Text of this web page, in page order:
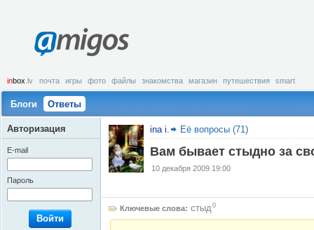
amigos
inbox .lv почта игры фото файлы знакомства магазин путешествия smart
Блоги Ответы
ina i. Её вопросы (71)
Вам бывает стыдно за
10 декабря 2009 19:00
Ключевые слова: стыд0
Авторизация
E-mail
Пароль
Войти